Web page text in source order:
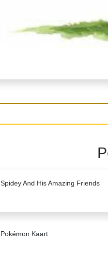
Spidey And His Amazing Friends
Pokémon Kaart